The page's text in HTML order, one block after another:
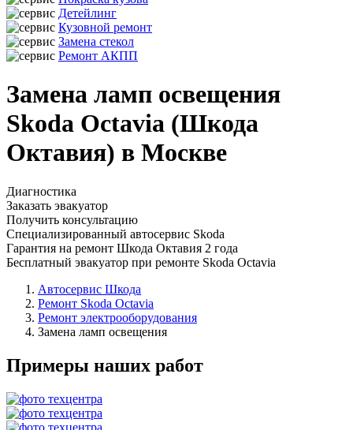
Детейлинг
Кузовной ремонт
Замена стекол
Ремонт АКПП
Замена ламп освещения
Skoda Octavia (Шкода
Октавия) в Москве
Диагностика
Заказать эвакуатор
Получить консультацию
Специализированный автосервис Skoda
Гарантия на ремонт Шкода Октавия 2 года
Бесплатный эвакуатор при ремонте Skoda Octavia
Автосервис Шкода
Ремонт Skoda Octavia
Ремонт электрооборудования
Замена ламп освещения
Примеры наших работ